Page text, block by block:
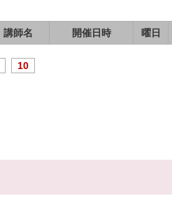
講師名 開催日時 曜日
10